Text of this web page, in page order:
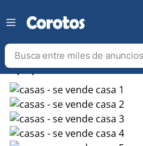
chevron_leftchevron_right